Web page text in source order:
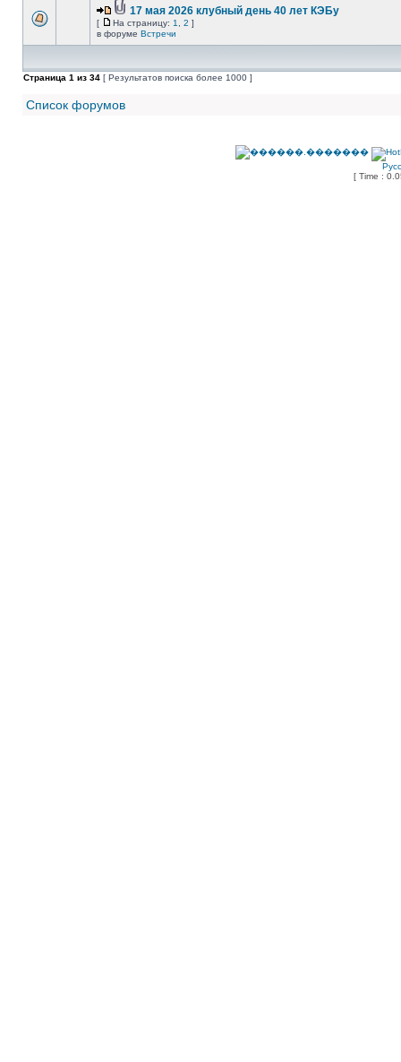
17 мая 2026 клубный день 40 лет КЭБу
[ На страницу: 1 2 ]
в форуме Встречи
Страница 1 из 34 [ Результатов поиска более 1000 ]
Список форумов
[ Time :